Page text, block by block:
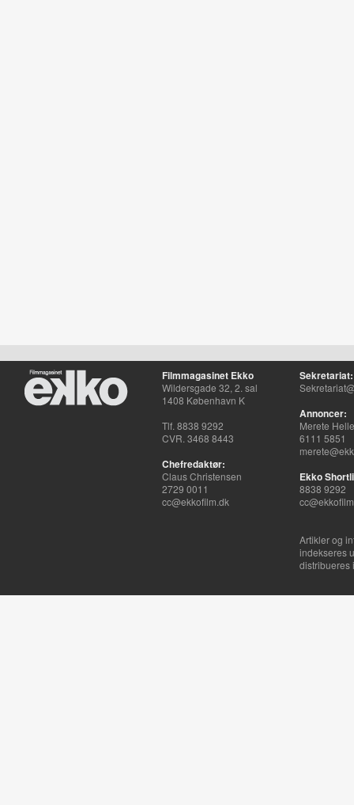
Filmmagasinet Ekko
Wildersgade 32, 2. sal
1408 København K
Tlf. 8838 9292
CVR. 3468 8443
Chefredaktør:
Claus Christensen
2729 0011
cc@ekkofilm.dk
Sekretariat:
Annoncer:
Merete
6111 5851
Ekko
8838 9292
Artikler og
indekseres
distribueres